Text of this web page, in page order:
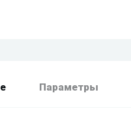
Параметры